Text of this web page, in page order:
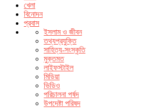
খেলা
বিনোদন
প্রবাস
ইসলাম ও জীবন
তথ্যপ্রযুক্তি
সাহিত্য-সংস্কৃতি
মুক্তমত
লাইফস্টাইল
মিডিয়া
ভিডিও
পরিচালনা পর্ষদ
উপদেষ্টা পরিষদ